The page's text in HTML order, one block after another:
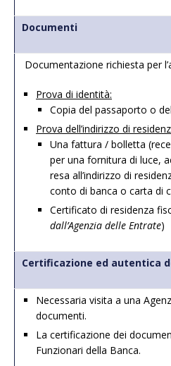
Documenti
Documentazione richiesta per
Prova di identità:
Copia del passaporto o
Prova dell’indirizzo di
Una fattura / bolletta
per una fornitura di luce,
resa all’indirizzo di
conto di banca o carta di
Certificato di residenza
dall’Agenzia delle Entrate)
Certificazione ed autentica
Necessaria visita a una
documenti.
La certificazione dei
Funzionari della Banca.